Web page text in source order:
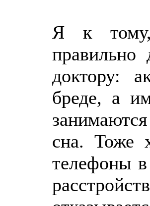
Я к тому,
правильно
доктору:
бреде, а
сна. Тоже
телефоны